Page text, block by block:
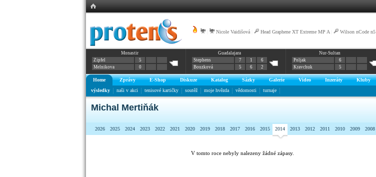
Nicole Vaidišová Head Graphene XT Extreme MP A Wilson nCode n5
Monastir
Zipfel
5
Melnikova
0
Guadalajara
Stephens
7 1
6
Bouzková
5 6 2
Nur-Sultan
Poljak
6
Kravchuk
5
Home Zprávy E-Shop Diskuze Katalog Sázky Galerie Video Inzeráty Kluby
výsledky
naši v akci tenisové kartičky soutěž moje hvězda vědomosti turnaje
Michal Mertiňák
2026 2025 2024 2023 2022 2021 2020 2019 2018 2017 2016 2015 2014 2013 2012 2011 2010 2009 2008
V tomto roce nebyly nalezeny žádné zápasy.